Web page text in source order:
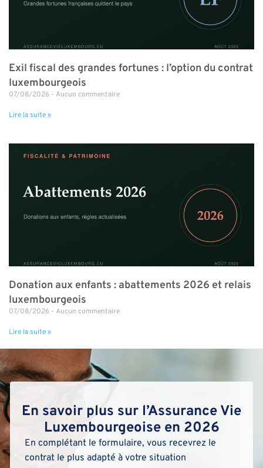
Exil fiscal des grandes fortunes : l’option du contrat
luxembourgeois
07/08/2026 Aucun commentaire
Lire la suite »
Donation aux enfants : abattements 2026 et relais
luxembourgeois
07/08/2026 Aucun commentaire
Lire la suite »
En savoir plus sur l’Assurance Vie
Luxembourgeoise en 2026
En complétant le formulaire, vous recevrez le
contrat le plus adapté à votre situation